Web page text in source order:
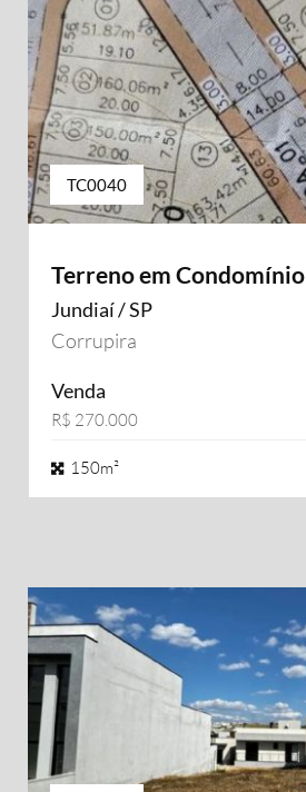
TC0040
Terreno em Condomínio
Jundiaí / SP
Corrupira
Venda
R$ 270.000
150m²